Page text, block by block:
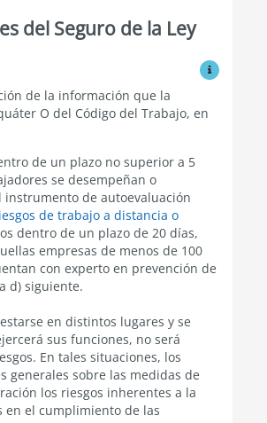
del Seguro de la Ley
Ver
de la información que la
O del Código del Trabajo, en
de un plazo no superior a 5
se desempeñan o
de autoevaluación
de trabajo a distancia o
dentro de un plazo de 20 días,
empresas de menos de 100
con experto en prevención de
d) siguiente.
en distintos lugares y se
sus funciones, no será
En tales situaciones, los
generales sobre las medidas de
los riesgos inherentes a la
en el cumplimiento de las